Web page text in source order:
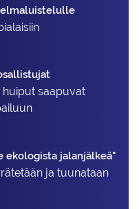
saapuvat
ekologista jalanjälkeä"
ja tuunataan